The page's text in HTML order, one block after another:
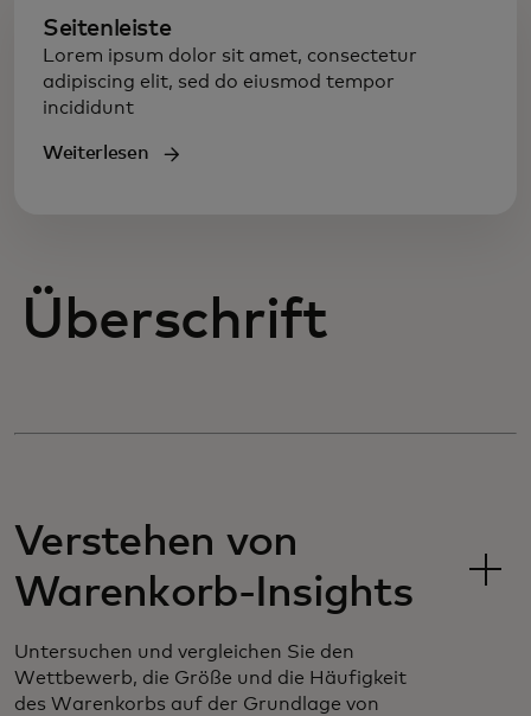
Seitenleiste
Lorem ipsum dolor sit amet, consectetur
adipiscing elit, sed do eiusmod tempor
incididunt
Weiterlesen
Überschrift
Verstehen von
Warenkorb-Insights
Untersuchen und vergleichen Sie den
Wettbewerb, die Größe und die Häufigkeit
des Warenkorbs auf der Grundlage von